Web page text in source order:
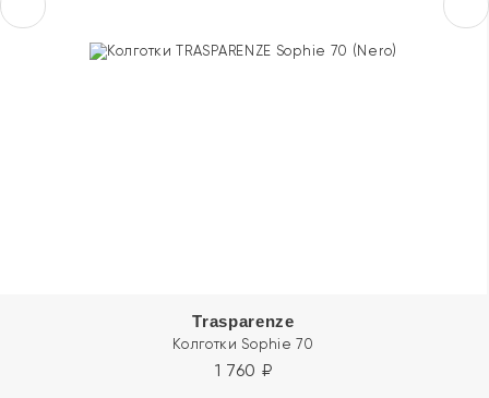
Trasparenze
Колготки Sophie 70
1 760 ₽